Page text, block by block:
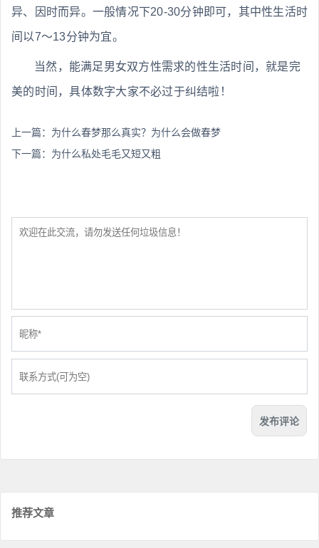
异、因时而异。一般情况下20-30分钟即可，其中性生活时
间以7～13分钟为宜。
当然，能满足男女双方性需求的性生活时间，就是完
美的时间，具体数字大家不必过于纠结啦！
上一篇： 为什么春梦那么真实？为什么会做春梦
下一篇： 为什么私处毛毛又短又粗
推荐文章